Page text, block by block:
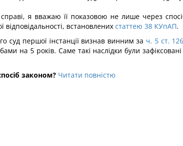
я вважаю її показовою не лише через
встановлених статтею 38 КУпАП.
суд першої інстанції визнав винним за ч. 5 ст.
на 5 років. Саме такі наслідки були зафіксовані
законом? Читати повністю